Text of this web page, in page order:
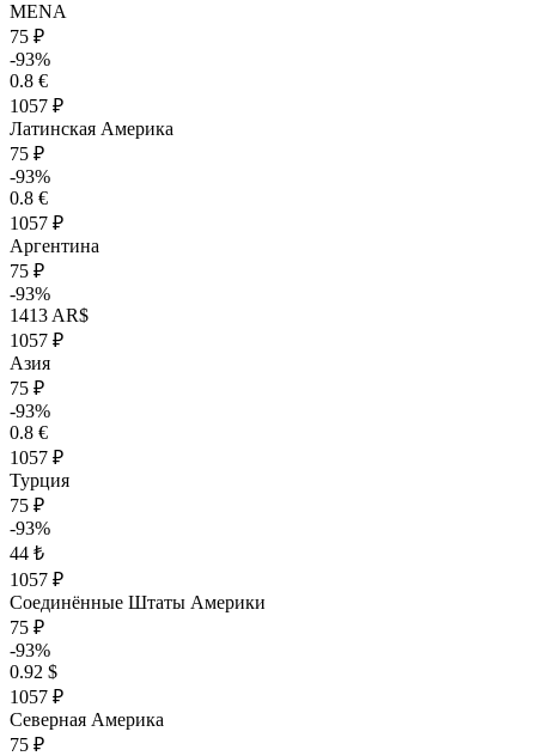
MENA
75 ₽
-93%
0.8 €
1057 ₽
Латинская Америка
75 ₽
-93%
0.8 €
1057 ₽
Аргентина
75 ₽
-93%
1413 AR$
1057 ₽
Азия
75 ₽
-93%
0.8 €
1057 ₽
Турция
75 ₽
-93%
44 ₺
1057 ₽
Соединённые Штаты Америки
75 ₽
-93%
0.92 $
1057 ₽
Северная Америка
75 ₽